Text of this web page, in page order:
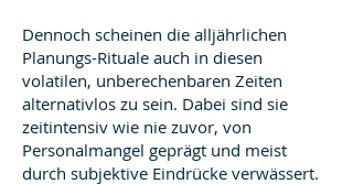
Dennoch scheinen die alljährlichen
Planungs-Rituale auch in diesen
volatilen, unberechenbaren Zeiten
alternativlos zu sein. Dabei sind sie
zeitintensiv wie nie zuvor, von
Personalmangel geprägt und meist
durch subjektive Eindrücke verwässert.